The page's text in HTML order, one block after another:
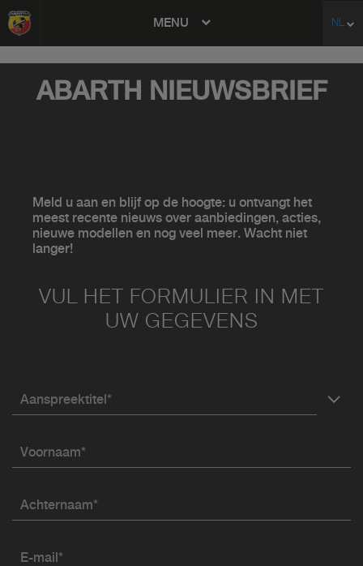
MENU NL
ABARTH NIEUWSBRIEF
Meld u aan en blijf op de hoogte: u ontvangt het
meest recente nieuws over aanbiedingen, acties,
nieuwe modellen en nog veel meer. Wacht niet
langer!
VUL HET FORMULIER IN MET
UW GEGEVENS
Aanspreektitel*
Voornaam*
Achternaam*
E-mail*